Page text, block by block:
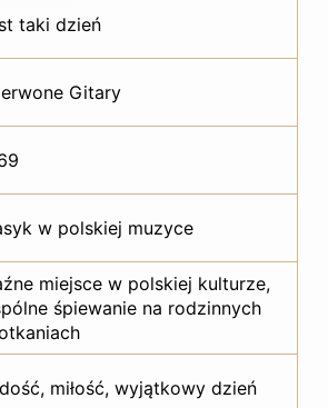
taki dzień
Gitary
w polskiej muzyce
miejsce w polskiej kulturze,
śpiewanie na rodzinnych
miłość, wyjątkowy dzień